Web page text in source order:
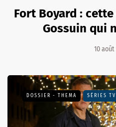
Fort Boyard :
Gossuin qui
10 août
DOSSIER - THEMA SÉRIES TV